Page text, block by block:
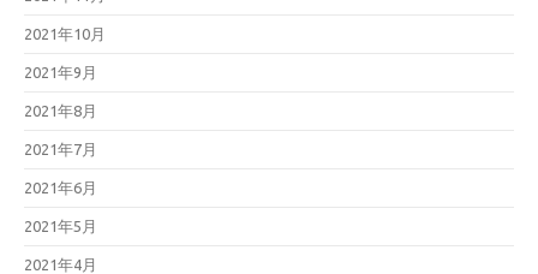
2021年10月
2021年9月
2021年8月
2021年7月
2021年6月
2021年5月
2021年4月